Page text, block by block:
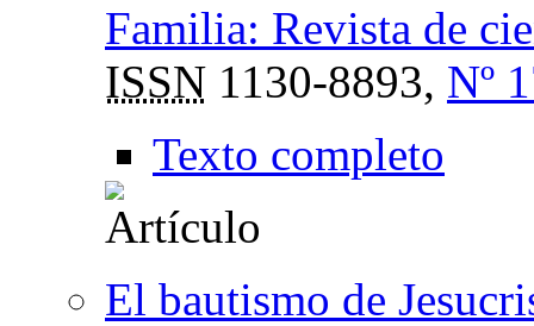
Familia: Revista de
ISSN 1130-8893, Nº
Texto completo
El bautismo de